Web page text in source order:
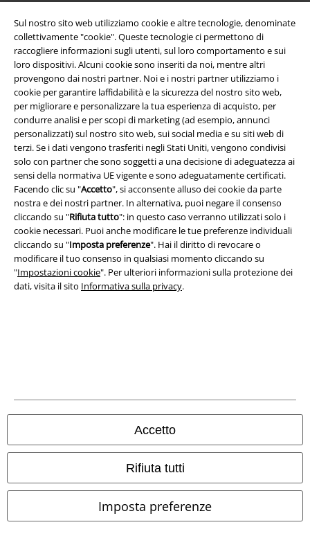
Sul nostro sito web utilizziamo cookie e altre tecnologie, denominate
collettivamente "cookie". Queste tecnologie ci permettono di
raccogliere informazioni sugli utenti, sul loro comportamento e sui
loro dispositivi. Alcuni cookie sono inseriti da noi, mentre altri
provengono dai nostri partner. Noi e i nostri partner utilizziamo i
cookie per garantire laffidabilità e la sicurezza del nostro sito web,
per migliorare e personalizzare la tua esperienza di acquisto, per
condurre analisi e per scopi di marketing (ad esempio, annunci
personalizzati) sul nostro sito web, sui social media e su siti web di
terzi. Se i dati vengono trasferiti negli Stati Uniti, vengono condivisi
solo con partner che sono soggetti a una decisione di adeguatezza ai
sensi della normativa UE vigente e sono adeguatamente certificati.
Facendo clic su "Accetto", si acconsente alluso dei cookie da parte
nostra e dei nostri partner. In alternativa, puoi negare il consenso
cliccando su "Rifiuta tutto": in questo caso verranno utilizzati solo i
cookie necessari. Puoi anche modificare le tue preferenze individuali
cliccando su "Imposta preferenze". Hai il diritto di revocare o
modificare il tuo consenso in qualsiasi momento cliccando su
"Impostazioni cookie". Per ulteriori informazioni sulla protezione dei
dati, visita il sito Informativa sulla privacy.
Accetto
Rifiuta tutti
Imposta preferenze
Info legali
Termini & Condizioni
Redazione
Legge sulla Privacy
Smaltimento rifiuti e protezione dell’ambiente
Dichiarazione di Conformità
I prezzi sono IVA compresa. Spese ditrasporto escluse
© 1986-2026 EMP Mailorder Italia S.r.l.
Gli altri shop EMP nel mondo